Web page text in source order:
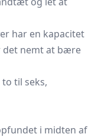
har en kapacitet
det nemt at bære
til seks,
i midten af